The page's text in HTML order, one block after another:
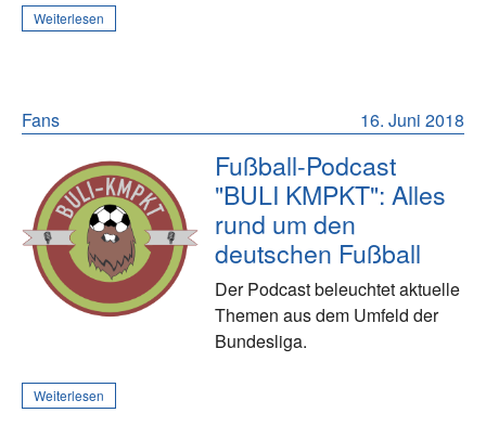
Weiterlesen
16. Juni 2018
Fans
Fußball-Podcast
"BULI KMPKT": Alles
rund um den
deutschen Fußball
Der Podcast beleuchtet aktuelle
Themen aus dem Umfeld der
Bundesliga.
Weiterlesen